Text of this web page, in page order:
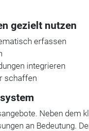
gezielt nutzen
erfassen
integrieren
schaffen
Neben dem
an Bedeutung.